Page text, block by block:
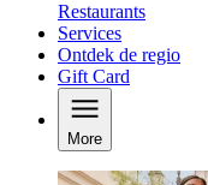
Restaurants
Services
Ontdek de regio
Gift Card
More